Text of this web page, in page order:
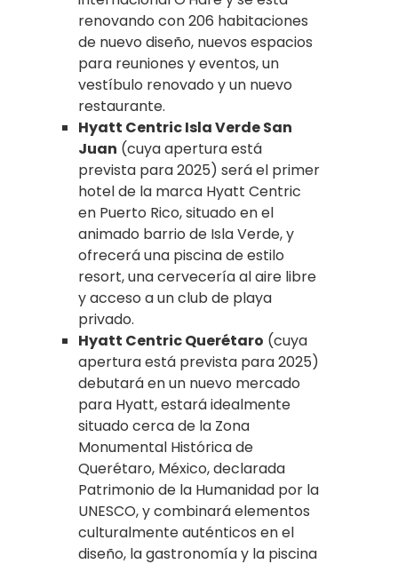
renovando con 206 habitaciones
de nuevo diseño, nuevos espacios
para reuniones y eventos, un
vestíbulo renovado y un nuevo
restaurante.
Hyatt Centric Isla Verde San
Juan (cuya apertura está
prevista para 2025) será el primer
hotel de la marca Hyatt Centric
en Puerto Rico, situado en el
animado barrio de Isla Verde, y
ofrecerá una piscina de estilo
resort, una cervecería al aire libre
y acceso a un club de playa
privado.
Hyatt Centric Querétaro (cuya
apertura está prevista para 2025)
debutará en un nuevo mercado
para Hyatt, estará idealmente
situado cerca de la Zona
Monumental Histórica de
Querétaro, México, declarada
Patrimonio de la Humanidad por la
UNESCO, y combinará elementos
culturalmente auténticos en el
diseño, la gastronomía y la piscina